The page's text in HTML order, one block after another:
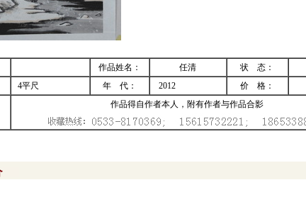
作品姓名： 任清 状 态：
4平尺 年 代： 2012 价 格：
作品得自作者本人，附有作者与作品合影